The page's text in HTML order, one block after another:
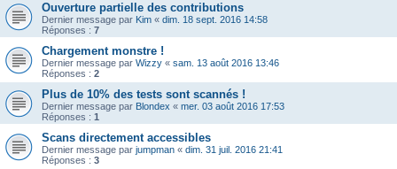
Ouverture partielle des contributions
Dernier message par Kim « dim. 18 sept. 2016 14:58
Réponses : 7
Chargement monstre !
Dernier message par Wizzy « sam. 13 août 2016 13:46
Réponses : 2
Plus de 10% des tests sont scannés !
Dernier message par Blondex « mer. 03 août 2016 17:53
Réponses : 1
Scans directement accessibles
Dernier message par jumpman « dim. 31 juil. 2016 21:41
Réponses : 3